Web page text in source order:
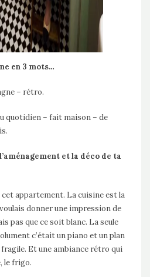
en 3 mots…
– rétro.
quotidien – fait maison – de
et la déco de ta
appartement. La cuisine est la
donner une impression de
pas que ce soit blanc. La seule
c’était un piano et un plan
Et une ambiance rétro qui
le frigo.